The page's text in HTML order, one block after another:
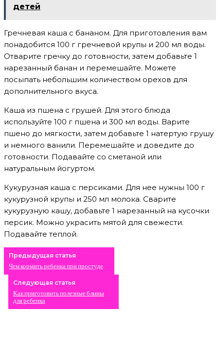
детей
Гречневая каша с бананом. Для приготовления вам
понадобится 100 г гречневой крупы и 200 мл воды.
Отварите гречку до готовности, затем добавьте 1
нарезанный банан и перемешайте. Можете
посыпать небольшим количеством орехов для
дополнительного вкуса.
Каша из пшена с грушей. Для этого блюда
используйте 100 г пшена и 300 мл воды. Варите
пшено до мягкости, затем добавьте 1 натертую грушу
и немного ванили. Перемешайте и доведите до
готовности. Подавайте со сметаной или
натуральным йогуртом.
Кукурузная каша с персиками. Для нее нужны 100 г
кукурузной крупы и 250 мл молока. Сварите
кукурузную кашу, добавьте 1 нарезанный на кусочки
персик. Можно украсить мятой для свежести.
Подавайте теплой.
Предыдущая статья
Чем кормить ребенка при простуде
Следующая статья
Как приготовить полезные блины
для ребенка